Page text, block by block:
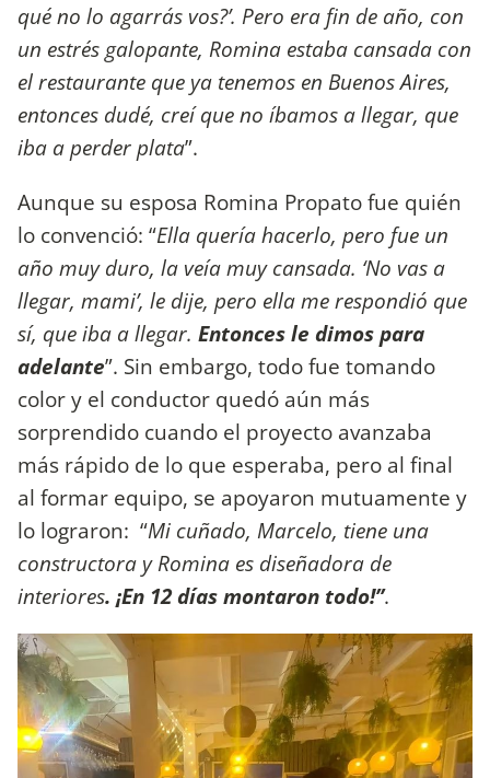
qué no lo agarrás vos?’. Pero era fin de año, con
un estrés galopante, Romina estaba cansada con
el restaurante que ya tenemos en Buenos Aires,
entonces dudé, creí que no íbamos a llegar, que
iba a perder plata”.
Aunque su esposa Romina Propato fue quién
lo convenció: “Ella quería hacerlo, pero fue un
año muy duro, la veía muy cansada. ‘No vas a
llegar, mami’, le dije, pero ella me respondió que
sí, que iba a llegar. Entonces le dimos para
adelante”. Sin embargo, todo fue tomando
color y el conductor quedó aún más
sorprendido cuando el proyecto avanzaba
más rápido de lo que esperaba, pero al final
al formar equipo, se apoyaron mutuamente y
lo lograron: “Mi cuñado, Marcelo, tiene una
constructora y Romina es diseñadora de
interiores. ¡En 12 días montaron todo!’’.